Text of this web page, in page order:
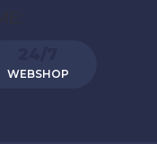
WEBSHOP